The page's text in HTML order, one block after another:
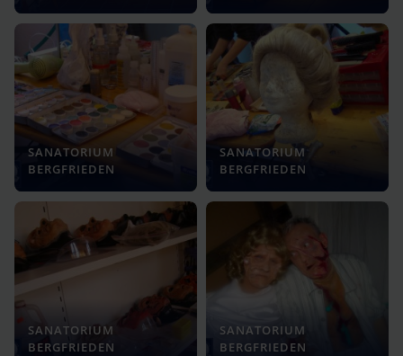
SANATORIUM
BERGFRIEDEN
SANATORIUM
BERGFRIEDEN
SANATORIUM
BERGFRIEDEN
SANATORIUM
BERGFRIEDEN